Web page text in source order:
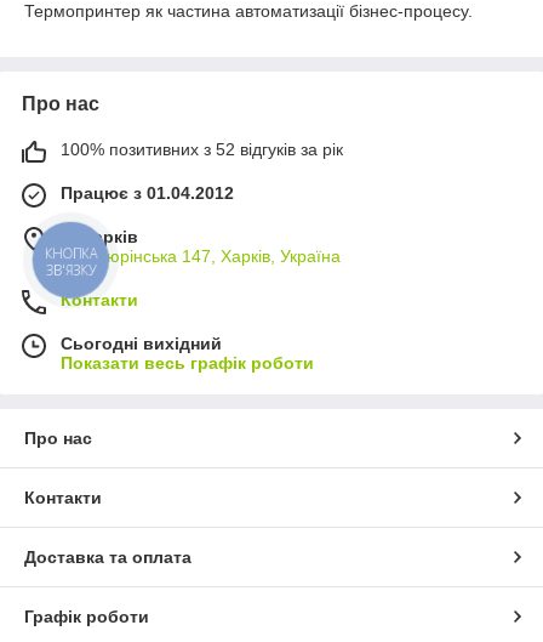
Термопринтер як частина автоматизації бізнес-процесу.
Про нас
100% позитивних з 52 відгуків за рік
Працює з 01.04.2012
м. Харків
вул. Тюрінська 147, Харків, Україна
Контакти
Сьогодні вихідний
Показати весь графік роботи
Про нас
Контакти
Доставка та оплата
Графік роботи
КНОПКА
ЗВ'ЯЗКУ